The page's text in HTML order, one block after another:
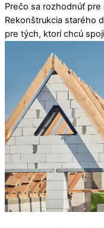
Prečo sa rozhodnúť
Rekonštrukcia starého
pre tých, ktorí chcú